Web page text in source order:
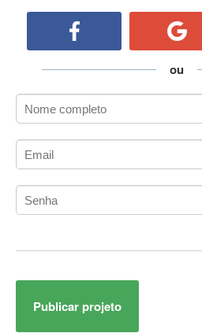
ActiveX
ActiveX Data Objects (ADO)
Ada
Adianti Framework
ADK
Administração
Administração de Artistas e Repertórios
Administração de Redes
Administração PostgreSQL
ADO.NET Entity Framework
ou
Publicar projeto